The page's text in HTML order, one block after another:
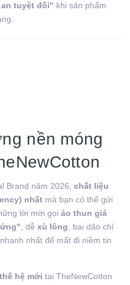
an tuyệt đối" khi sản phẩm
nền móng
Brand năm 2026, chất liệu
nhất mà bạn có thể gửi
lời mời gọi áo thun giá
, dễ xù lông , bai dão chỉ
nhất để mất đi niềm tin
hệ mới tại TheNewCotton